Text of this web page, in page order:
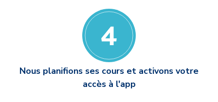
Nous planifions ses cours et activons votre
accès à l'app